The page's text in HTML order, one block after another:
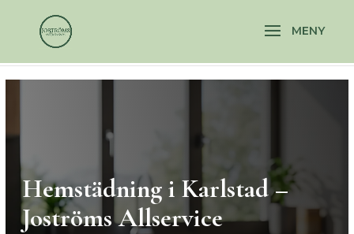
Hemstädning i Karlstad –
Joströms Allservice